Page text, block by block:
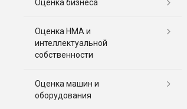
Оценка бизнеса
Оценка НМА и
интеллектуальной
собственности
Оценка машин и
оборудования